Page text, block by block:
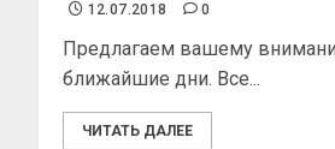
12.07.2018 0
Предлагаем вашему
ближайшие дни. Все...
ЧИТАТЬ ДАЛЕЕ